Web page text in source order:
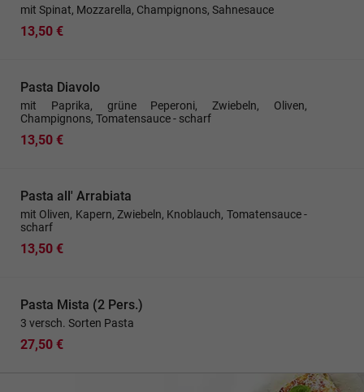
mit Spinat, Mozzarella, Champignons, Sahnesauce
13,50 €
Pasta Diavolo
mit Paprika, grüne Peperoni, Zwiebeln, Oliven,
Champignons, Tomatensauce - scharf
13,50 €
Pasta all' Arrabiata
mit Oliven, Kapern, Zwiebeln, Knoblauch, Tomatensauce -
scharf
13,50 €
Pasta Mista (2 Pers.)
3 versch. Sorten Pasta
27,50 €